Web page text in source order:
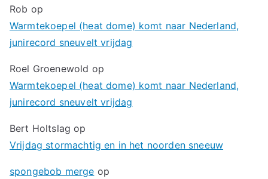
Rob op
Warmtekoepel (heat dome) komt naar Nederland,
junirecord sneuvelt vrijdag
Roel Groenewold op
Warmtekoepel (heat dome) komt naar Nederland,
junirecord sneuvelt vrijdag
Bert Holtslag op
Vrijdag stormachtig en in het noorden sneeuw
spongebob merge op